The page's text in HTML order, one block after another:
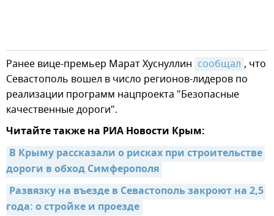
Ранее вице-премьер Марат Хуснуллин сообщал , что
Севастополь вошел в число регионов-лидеров по
реализации программ нацпроекта "Безопасные
качественные дороги".
Читайте также на РИА Новости Крым:
В Крыму рассказали о рисках при строительстве
дороги в обход Симферополя
Развязку на въезде в Севастополь закроют на 2,5
года: о стройке и проезде